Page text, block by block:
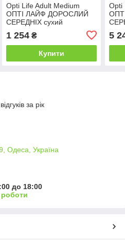
Opti Life Adult Medium
ОПТІ ЛАЙФ ДОРОСЛИЙ
СЕРЕДНІХ сухий
собак середніх порід 2.5 кг
1 254₴
Купити
Opti
кг
5
за рік
Одеса, Україна
до 18:00
роботи